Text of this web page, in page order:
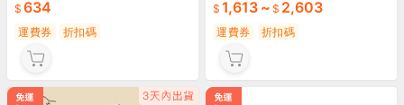
634
運費券 折扣碼
1,613 ~ 2,603
運費券 折扣碼